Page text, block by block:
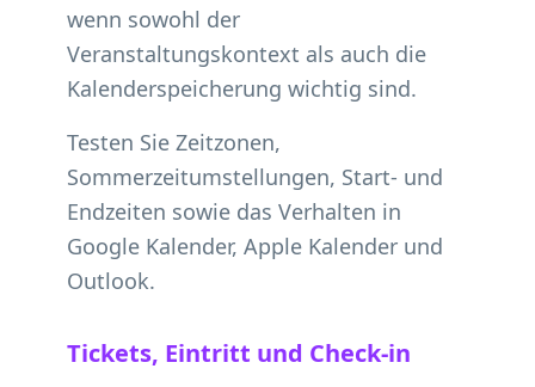
wenn sowohl der
Veranstaltungskontext als auch die
Kalenderspeicherung wichtig sind.
Testen Sie Zeitzonen,
Sommerzeitumstellungen, Start- und
Endzeiten sowie das Verhalten in
Google Kalender, Apple Kalender und
Outlook.
Tickets, Eintritt und Check-in